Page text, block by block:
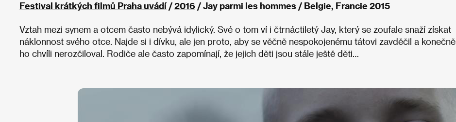
Festival krátkých filmů Praha uvádí/2016 / Jay parmi les hommes / Belgie, Francie 2015
Vztah mezi synem a otcem často nebývá idylický. Své o tom ví i čtrnáctiletý Jay, který se zoufale snaží získat
náklonnost svého otce. Najde si i dívku, ale jen proto, aby se věčně nespokojenému tátovi zavděčil a konečně
ho chvíli nerozčiloval. Rodiče ale často zapomínají, že jejich děti jsou stále ještě děti…